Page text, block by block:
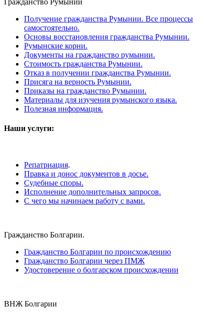
Получение гражданства Румынии. Все процессы
самостоятельно.
Основы восстановления гражданства Румынии.
Румынские корни.
Документы на гражданство румынии.
Стоимость гражданства Румынии.
Отказ в получении гражданства Румынии.
Присяга на верность Румынии.
Приказы на гражданство Румынии.
Материалы для изучения румынского языка.
Полезная информация.
Наши услуги:
Репатриация.
Правка и донос документов в досье.
Судебные споры.
Исполнение дополнительных запросов.
С чего мы начинаем работу с вами.
Гражданство Болгарии.
Гражданство Болгарии по происхождению
Гражданство Болгарии через ПМЖ
Удостоверение о болгарском происхождении
ВНЖ Болгарии